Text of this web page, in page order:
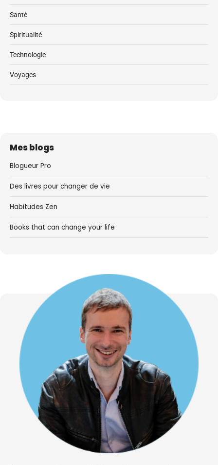
Santé
Spiritualité
Technologie
Voyages
Mes blogs
Blogueur Pro
Des livres pour changer de vie
Habitudes Zen
Books that can change your life